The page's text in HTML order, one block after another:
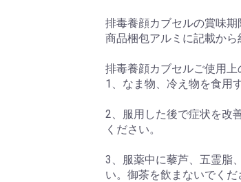
排毒養顔カブセルの賞味期
商品梱包アルミに記載から
排毒養顔カブセルご使用上
1、なま物、冷え物を食用
2、服用した後で症状を改
ください。
3、服薬中に藜芦、五霊脂
い。御茶を飲まないでくだ